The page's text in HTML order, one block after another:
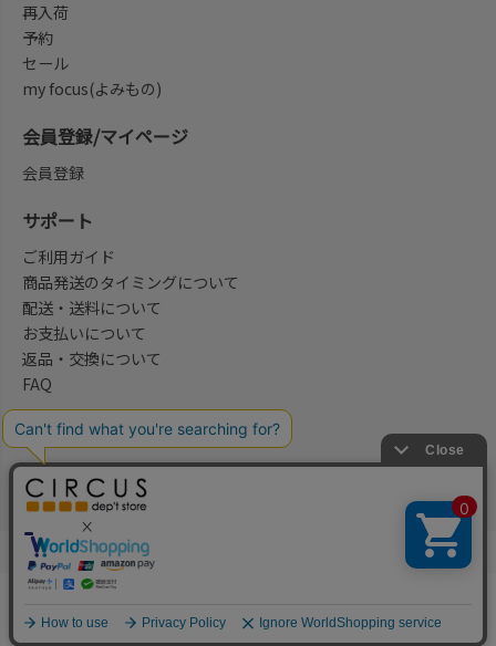
会社概要/お問合せ先
再入荷
予約
セール
my focus(よみもの)
会員登録/マイページ
会員登録
サポート
ご利用ガイド
商品発送のタイミングについて
配送・送料について
お支払いについて
返品・交換について
FAQ
法律に基づく表示 プライバシーポリシー
©2004-2026 子供服・キッズ服の通販Circus All Rights reserved.
何かお探しですか？